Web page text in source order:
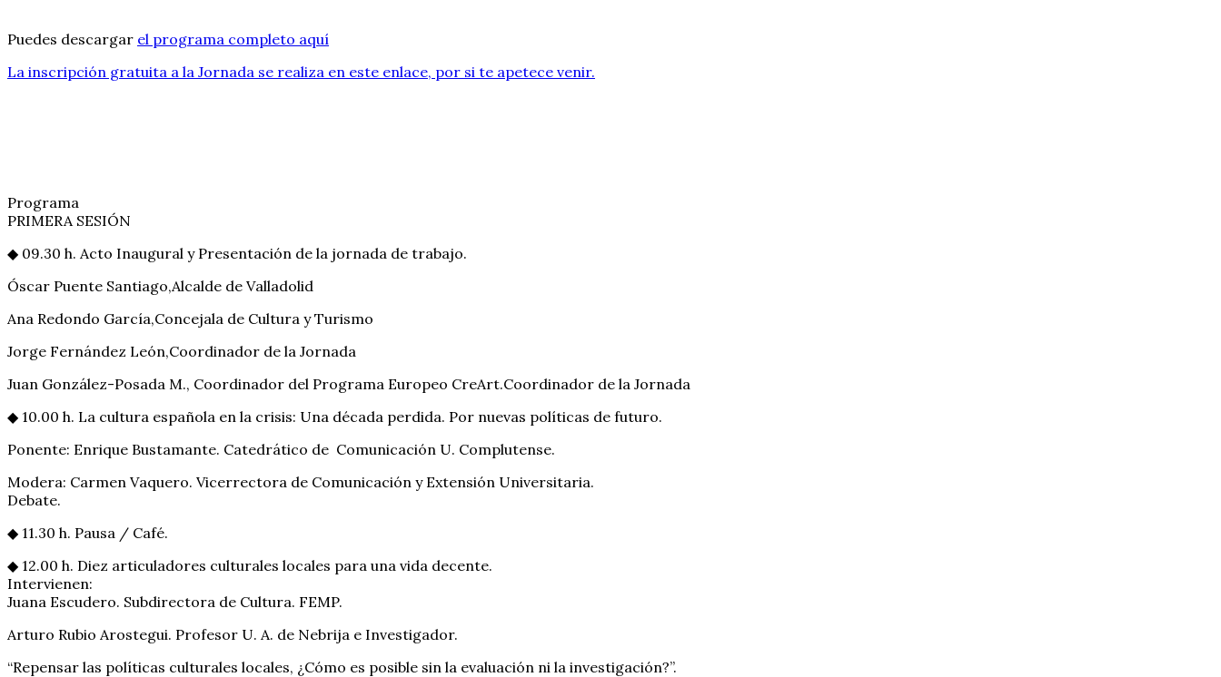
Puedes descargar el programa completo aquí
La inscripción gratuita a la Jornada se realiza en este enlace, por si te apetece venir.
Programa
PRIMERA SESIÓN
◆ 09.30 h. Acto Inaugural y Presentación de la jornada de trabajo.
Óscar Puente Santiago,Alcalde de Valladolid
Ana Redondo García,Concejala de Cultura y Turismo
Jorge Fernández León,Coordinador de la Jornada
Juan González-Posada M., Coordinador del Programa Europeo CreArt.Coordinador de la Jornada
◆ 10.00 h. La cultura española en la crisis: Una década perdida. Por nuevas políticas de futuro.
Ponente: Enrique Bustamante. Catedrático de Comunicación U. Complutense.
Modera: Carmen Vaquero. Vicerrectora de Comunicación y Extensión Universitaria.
Debate.
◆ 11.30 h. Pausa / Café.
◆ 12.00 h. Diez articuladores culturales locales para una vida decente.
Intervienen:
Juana Escudero. Subdirectora de Cultura. FEMP.
Arturo Rubio Arostegui. Profesor U. A. de Nebrija e Investigador.
“Repensar las políticas culturales locales, ¿Cómo es posible sin la evaluación ni la investigación?”.